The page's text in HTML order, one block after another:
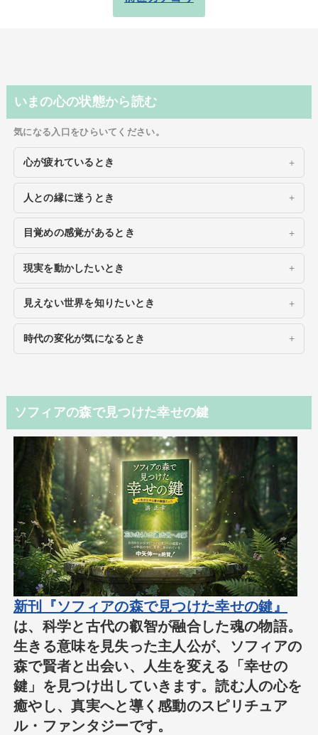
いまの心の状態から読む
気になる入口をひらいてください。
心が疲れているとき
人との縁に迷うとき
目覚めの感覚があるとき
現実を動かしたいとき
見えない世界を知りたいとき
時代の変化が気になるとき
ソフィアの森で見つけた幸せの鍵
新刊『ソフィアの森で見つけた幸せの鍵』
は、科学と古代の叡智が融合した魂の物語。
生きる意味を見失った主人公が、ソフィアの
森で賢者と出会い、人生を変える「幸せの
鍵」を見つけ出していきます。読む人の心を
癒やし、真実へと導く感動のスピリチュア
ル・ファンタジーです。